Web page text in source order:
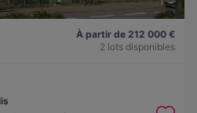
À partir de 212 000 €
2 lots disponibles